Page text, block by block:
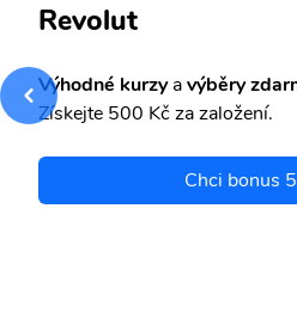
Revolut
Výhodné kurzyavýběry
Získejte 500 Kč za založení.
Chci bonus